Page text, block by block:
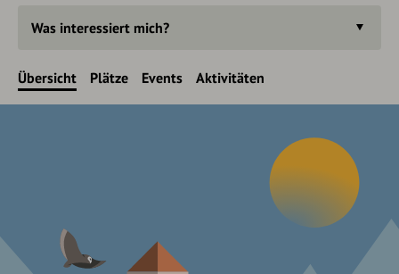
Was interessiert mich?
Übersicht Plätze Events Aktivitäten